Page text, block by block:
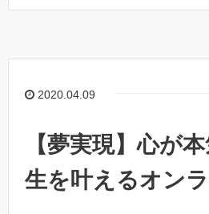
2020.04.09
【夢実現】心が
生を叶えるオン